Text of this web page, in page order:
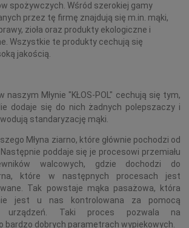
spożywczych. Wśród szerokiej gamy
przez tę firmę znajdują się m.in. mąki,
zioła oraz produkty ekologiczne i
Wszystkie te produkty cechują się
jakością.
naszym Młynie "KŁOS-POL" cechują się tym,
dodaje się do nich żadnych polepszaczy i
standaryzację mąki.
Młyna ziarno, które głównie pochodzi od
poddaje się je procesowi przemiału
walcowych, gdzie dochodzi do
które w następnych procesach jest
Tak powstaje mąka pasażowa, która
jest u nas kontrolowana za pomocą
urządzeń. Taki proces pozwala na
bardzo dobrych parametrach wypiekowych.